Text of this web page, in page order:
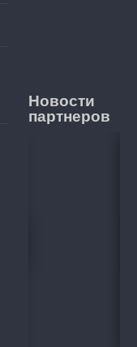
Новости
партнеров